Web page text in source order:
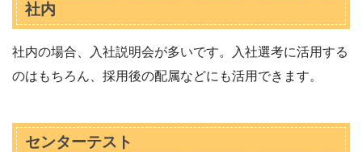
社内
社内の場合、入社説明会が多いです。入社選考に活用する
のはもちろん、採用後の配属などにも活用できます。
センターテスト